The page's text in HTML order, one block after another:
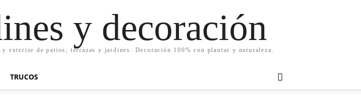
y decoración
de patios, terrazas y jardines. Decoración 100% con plantas y naturaleza.
TRUCOS